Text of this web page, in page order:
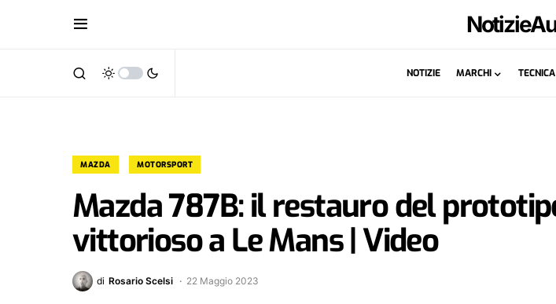
NOTIZIE MARCHI
MAZDA MOTORSPORT
Mazda 787B: il restauro del
vittorioso a Le Mans | Video
di Rosario Scelsi 22 Maggio 2023